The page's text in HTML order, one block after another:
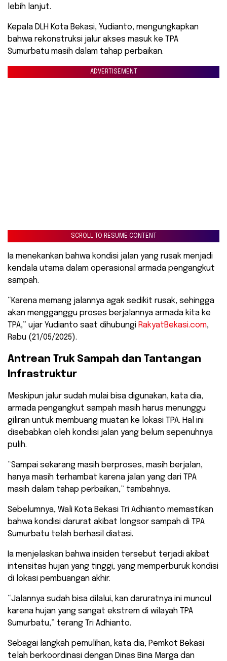
lebih lanjut.
Kepala DLH Kota Bekasi, Yudianto, mengungkapkan
bahwa rekonstruksi jalur akses masuk ke TPA
Sumurbatu masih dalam tahap perbaikan.
ADVERTISEMENT
SCROLL TO RESUME CONTENT
Ia menekankan bahwa kondisi jalan yang rusak menjadi
kendala utama dalam operasional armada pengangkut
sampah.
“Karena memang jalannya agak sedikit rusak, sehingga
akan mengganggu proses berjalannya armada kita ke
TPA,” ujar Yudianto saat dihubungi RakyatBekasi.com,
Rabu (21/05/2025).
Antrean Truk Sampah dan Tantangan
Infrastruktur
Meskipun jalur sudah mulai bisa digunakan, kata dia,
armada pengangkut sampah masih harus menunggu
giliran untuk membuang muatan ke lokasi TPA. Hal ini
disebabkan oleh kondisi jalan yang belum sepenuhnya
pulih.
“Sampai sekarang masih berproses, masih berjalan,
hanya masih terhambat karena jalan yang dari TPA
masih dalam tahap perbaikan,” tambahnya.
Sebelumnya, Wali Kota Bekasi Tri Adhianto memastikan
bahwa kondisi darurat akibat longsor sampah di TPA
Sumurbatu telah berhasil diatasi.
Ia menjelaskan bahwa insiden tersebut terjadi akibat
intensitas hujan yang tinggi, yang memperburuk kondisi
di lokasi pembuangan akhir.
“Jalannya sudah bisa dilalui, kan daruratnya ini muncul
karena hujan yang sangat ekstrem di wilayah TPA
Sumurbatu,” terang Tri Adhianto.
Sebagai langkah pemulihan, kata dia, Pemkot Bekasi
telah berkoordinasi dengan Dinas Bina Marga dan